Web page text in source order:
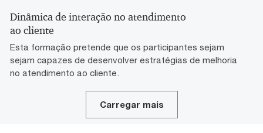
Dinâmica de interação no atendimento
ao cliente
Esta formação pretende que os participantes sejam
sejam capazes de desenvolver estratégias de melhoria
no atendimento ao cliente.
Carregar mais